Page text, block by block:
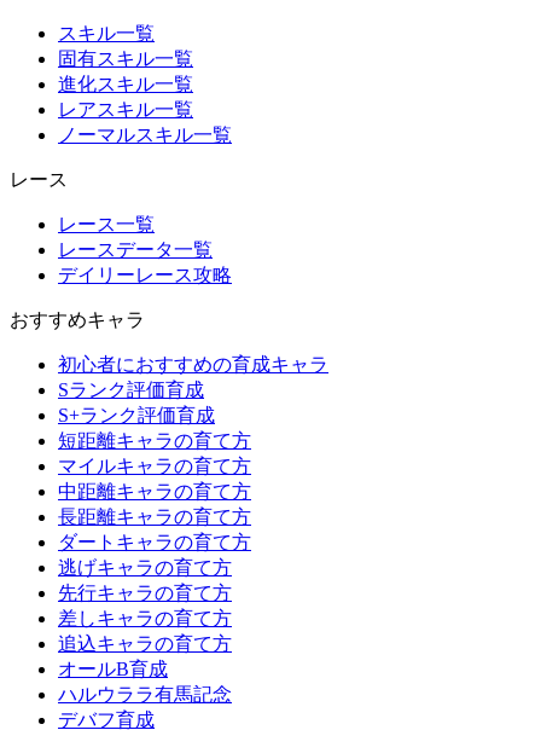
スキル一覧
固有スキル一覧
進化スキル一覧
レアスキル一覧
ノーマルスキル一覧
レース
レース一覧
レースデータ一覧
デイリーレース攻略
おすすめキャラ
初心者におすすめの育成キャラ
Sランク評価育成
S+ランク評価育成
短距離キャラの育て方
マイルキャラの育て方
中距離キャラの育て方
長距離キャラの育て方
ダートキャラの育て方
逃げキャラの育て方
先行キャラの育て方
差しキャラの育て方
追込キャラの育て方
オールB育成
ハルウララ有馬記念
デバフ育成